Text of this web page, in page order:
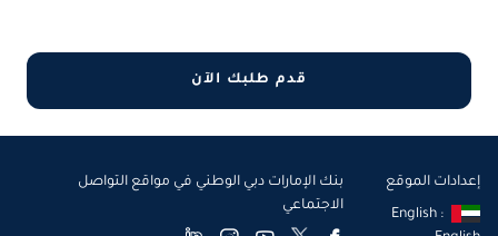
قدم طلبك الآن
إعدادات الموقع
English :
بنك الإمارات دبي الوطني في مواقع التواصل
الاجتماعي